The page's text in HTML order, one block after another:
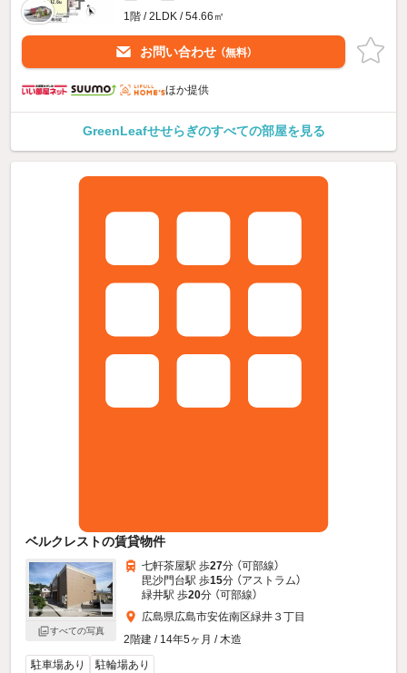
1階 / 2LDK / 54.66㎡
お問い合わせ （無料）
ほか提供
GreenLeafせせらぎのすべての部屋を見る
ベルクレストの賃貸物件
すべての写真
七軒茶屋駅 歩27分 （可部線）
毘沙門台駅 歩15分 （アストラム）
緑井駅 歩20分 （可部線）
広島県広島市安佐南区緑井３丁目
2階建 / 14年5ヶ月 / 木造
駐車場あり
駐輪場あり